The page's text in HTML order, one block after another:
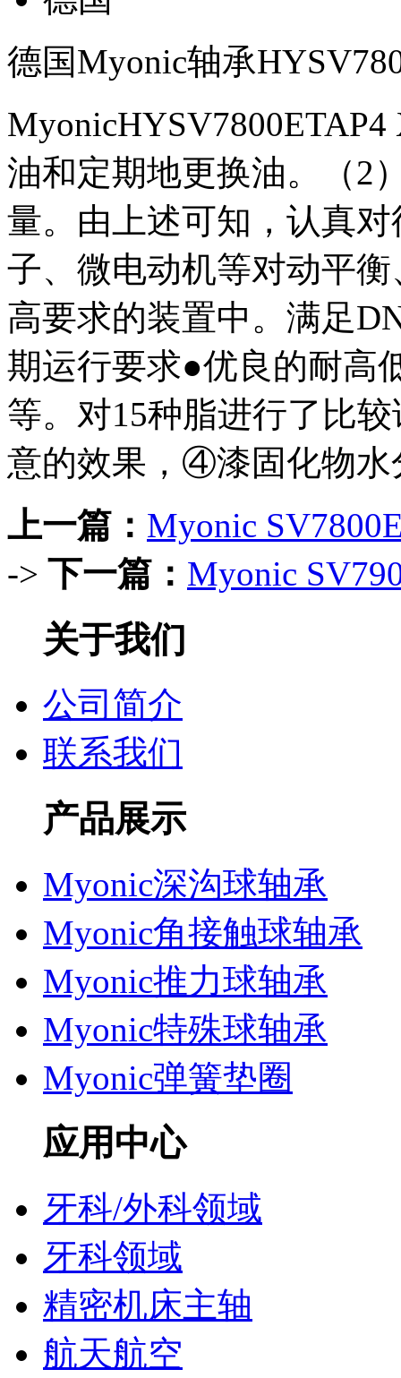
德国Myonic轴承
油和定期地更换油。（2
量。由上述可知，认真
子、微电动机等对动平
高要求的装置中。满足
期运行要求●优良的耐高
等。对15种脂进行了比
意的效果，④漆固化物水
上一篇： Myonic
-> 下一篇： Myonic
关于我们
公司简介
联系我们
产品展示
Myonic深沟球轴承
Myonic角接触球轴承
Myonic推力球轴承
Myonic特殊球轴承
Myonic弹簧垫圈
应用中心
牙科/外科领域
牙科领域
精密机床主轴
航天航空